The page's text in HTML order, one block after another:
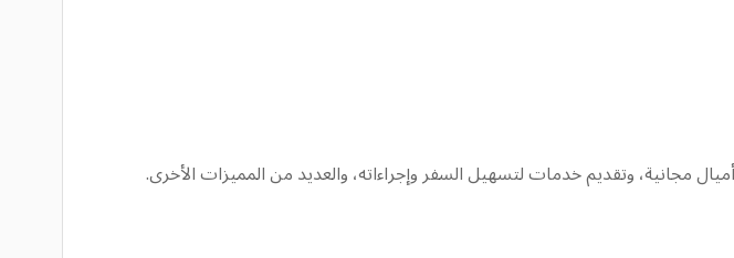
مجانية، وتقديم خدمات لتسهيل السفر وإجراءاته، والعديد من المميزات الأخرى.